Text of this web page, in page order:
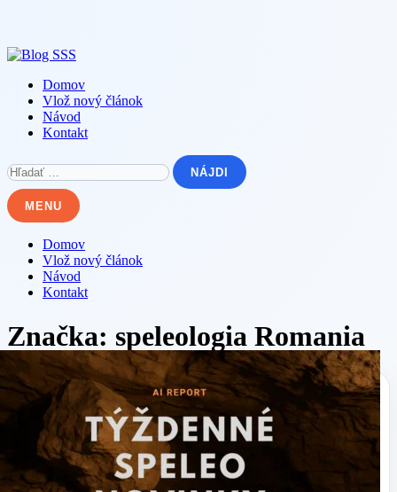
content
Domov
Vlož nový článok
Návod
Kontakt
Hľadať:
MENU
Domov
Vlož nový článok
Návod
Kontakt
Značka: speleologia Romania